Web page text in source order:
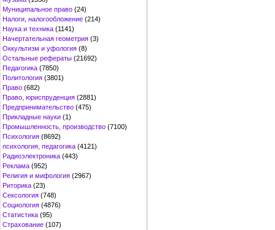
Муниципальное право (24)
Налоги, налогообложение (214)
Наука и техника (1141)
Начертательная геометрия (3)
Оккультизм и уфология (8)
Остальные рефераты (21692)
Педагогика (7850)
Политология (3801)
Право (682)
Право, юриспруденция (2881)
Предпринимательство (475)
Прикладные науки (1)
Промышленность, производство (7100)
Психология (8692)
психология, педагогика (4121)
Радиоэлектроника (443)
Реклама (952)
Религия и мифология (2967)
Риторика (23)
Сексология (748)
Социология (4876)
Статистика (95)
Страхование (107)